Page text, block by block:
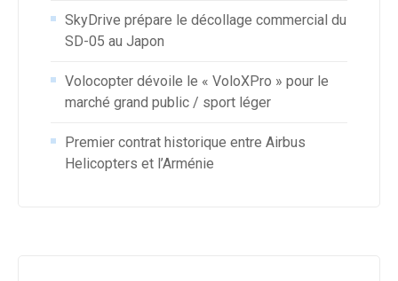
SkyDrive prépare le décollage commercial du
SD-05 au Japon
Volocopter dévoile le « VoloXPro » pour le
marché grand public / sport léger
Premier contrat historique entre Airbus
Helicopters et l’Arménie